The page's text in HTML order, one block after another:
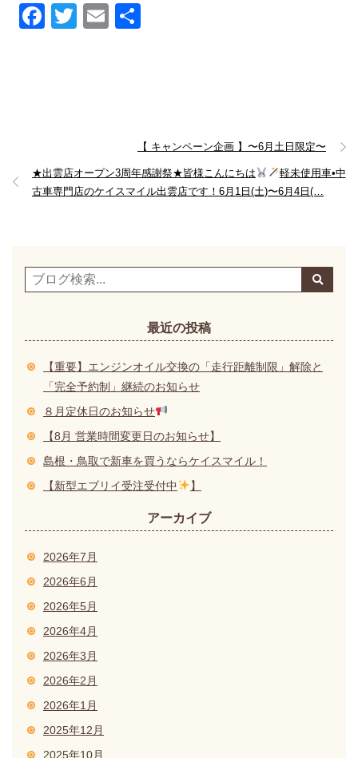
Facebook
TwitterEmail
【 キャンペーン企画 】〜6月土日限定〜
★出雲店オープン3周年感謝祭★皆様こんにちは
軽未使用車•中
古車専門店のケイスマイル出雲店です！6月1日(土)〜6月4日(…
最近の投稿
【重要】エンジンオイル交換の「走行距離制限」解除と
「完全予約制」継続のお知らせ
８月定休日のお知らせ
【8月 営業時間変更日のお知らせ】
島根・鳥取で新車を買うならケイスマイル！
【新型エブリイ受注受付中
】
アーカイブ
2026年7月
2026年6月
2026年5月
2026年4月
2026年3月
2026年2月
2026年1月
2025年12月
2025年10月